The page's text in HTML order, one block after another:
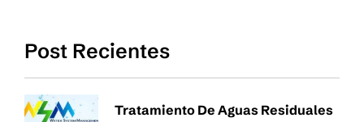
Post Recientes
Tratamiento De Aguas Residuales